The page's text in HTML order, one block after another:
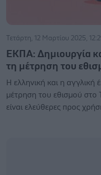
Τετάρτη, 12 Μαρτίου 2025,
ΕΚΠΑ: Δημιουργία
τη μέτρηση του
Η ελληνική και η αγγλική
μέτρηση του εθισμού
είναι ελεύθερες προς